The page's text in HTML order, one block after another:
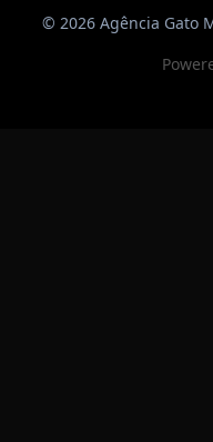
© 2026 Agência Gato